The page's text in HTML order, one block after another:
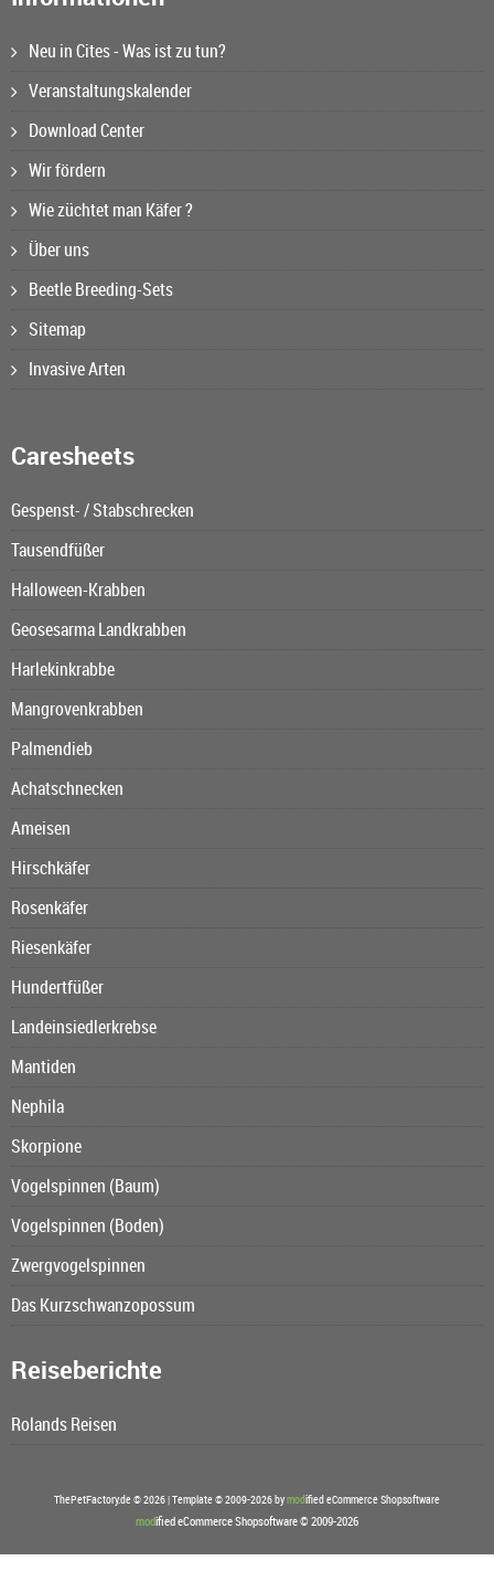
Neu in Cites - Was ist zu tun?
Veranstaltungskalender
Download Center
Wir fördern
Wie züchtet man Käfer ?
Über uns
Beetle Breeding-Sets
Sitemap
Invasive Arten
Caresheets
Gespenst- / Stabschrecken
Tausendfüßer
Halloween-Krabben
Geosesarma Landkrabben
Harlekinkrabbe
Mangrovenkrabben
Palmendieb
Achatschnecken
Ameisen
Hirschkäfer
Rosenkäfer
Riesenkäfer
Hundertfüßer
Landeinsiedlerkrebse
Mantiden
Nephila
Skorpione
Vogelspinnen (Baum)
Vogelspinnen (Boden)
Zwergvogelspinnen
Das Kurzschwanzopossum
Reiseberichte
Rolands Reisen
ThePetFactory.de © 2026 | Template © 2009-2026 bymodified eCommerce Shopsoftware
modified eCommerce Shopsoftware © 2009-2026